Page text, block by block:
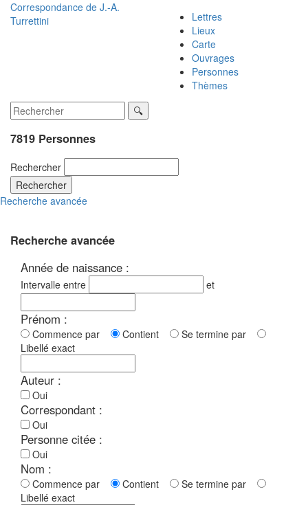
Correspondance de J.-A.
Turrettini
Lettres
Lieux
Carte
Ouvrages
Personnes
Thèmes
7819 Personnes
Rechercher
Rechercher
Recherche avancée
Recherche avancée
Année de naissance :
Intervalle entre et
Prénom :
Commence par Contient
Se termine par
Libellé exact
Auteur :
Oui
Correspondant :
Oui
Personne citée :
Oui
Nom :
Commence par Contient
Se termine par
Libellé exact